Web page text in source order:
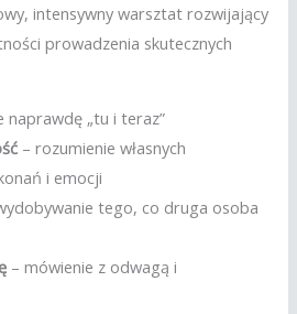
intensywny warsztat rozwijający
prowadzenia skutecznych
naprawdę „tu i teraz”
– rozumienie własnych
i emocji
tego, co druga osoba
– mówienie z odwagą i